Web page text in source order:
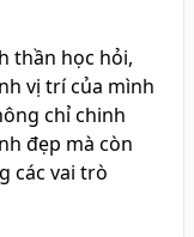
thần học hỏi,
vị trí của mình
chỉ chinh
đẹp mà còn
các vai trò